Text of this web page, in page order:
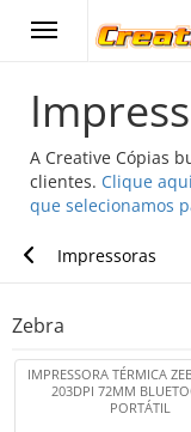
A Creative Cópias
clientes. Clique
que selecionamos
Impressoras
Zebra
IMPRESSORA TÉRMICA
203DPI 72MM
PORTÁTIL